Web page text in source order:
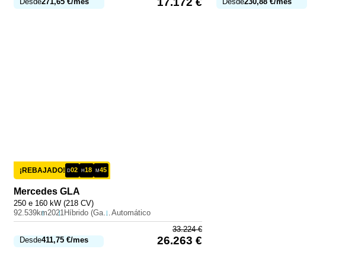
¡REBAJADO! D02 H18 M45
Mercedes GLA
250 e 160 kW (218 CV)
92.539km2021 Híbrido (Gasolina)Automático
Desde411,75 €/mes
33.224€
26.263 €